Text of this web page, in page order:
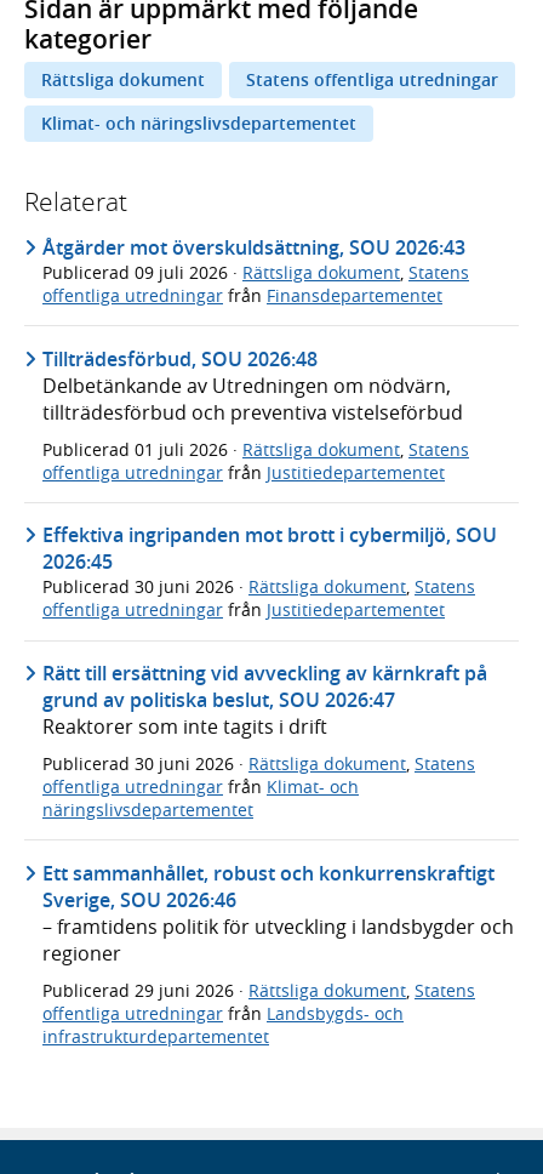
Sidan är uppmärkt med följande
kategorier
Rättsliga dokument
Statens offentliga utredningar
Klimat- och näringslivsdepartementet
Relaterat
Åtgärder mot överskuldsättning, SOU 2026:43
Publicerad 09 juli 2026 · Rättsliga dokument, Statens
offentliga utredningar från Finansdepartementet
Tillträdesförbud, SOU 2026:48
Delbetänkande av Utredningen om nödvärn,
tillträdesförbud och preventiva vistelseförbud
Publicerad 01 juli 2026 · Rättsliga dokument Statens
offentliga utredningar från Justitiedepartementet
Effektiva ingripanden mot brott i cybermiljö, SOU
2026:45
Publicerad 30 juni 2026 · Rättsliga dokument, Statens
offentliga utredningar från Justitiedepartementet
Rätt till ersättning vid avveckling av kärnkraft på
grund av politiska beslut, SOU 2026:47
Reaktorer som inte tagits i drift
Publicerad 30 juni 2026 · Rättsliga dokument, Statens
offentliga utredningar från Klimat- och
näringslivsdepartementet
Ett sammanhållet, robust och konkurrenskraftigt
Sverige, SOU 2026:46
– framtidens politik för utveckling i landsbygder och
regioner
Publicerad 29 juni 2026 · Rättsliga dokument Statens
offentliga utredningar från Landsbygds- och
infrastrukturdepartementet